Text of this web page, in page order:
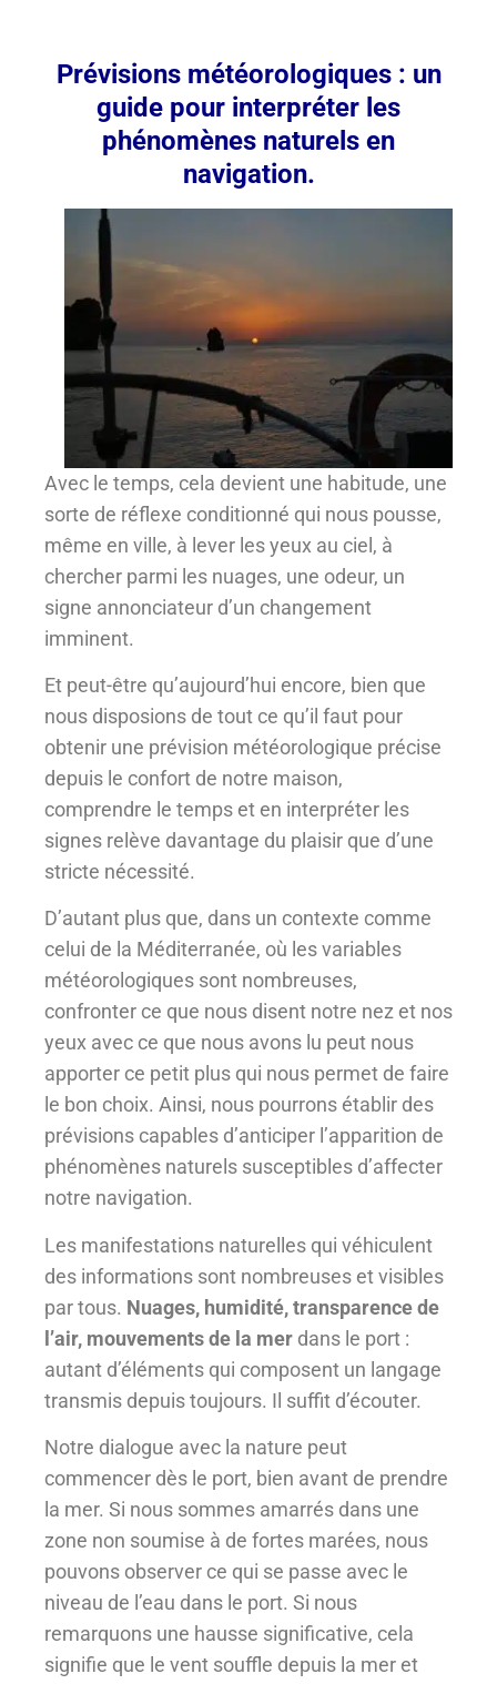
Prévisions météorologiques : un
guide pour interpréter les
phénomènes naturels en
navigation.
Avec le temps, cela devient une habitude, une
sorte de réflexe conditionné qui nous pousse,
même en ville, à lever les yeux au ciel, à
chercher parmi les nuages, une odeur, un
signe annonciateur d’un changement
imminent.
Et peut-être qu’aujourd’hui encore, bien que
nous disposions de tout ce qu’il faut pour
obtenir une prévision météorologique précise
depuis le confort de notre maison,
comprendre le temps et en interpréter les
signes relève davantage du plaisir que d’une
stricte nécessité.
D’autant plus que, dans un contexte comme
celui de la Méditerranée, où les variables
météorologiques sont nombreuses,
confronter ce que nous disent notre nez et nos
yeux avec ce que nous avons lu peut nous
apporter ce petit plus qui nous permet de faire
le bon choix. Ainsi, nous pourrons établir des
prévisions capables d’anticiper l’apparition de
phénomènes naturels susceptibles d’affecter
notre navigation.
Les manifestations naturelles qui véhiculent
des informations sont nombreuses et visibles
par tous. Nuages, humidité, transparence de
l’air, mouvements de la mer dans le port :
autant d’éléments qui composent un langage
transmis depuis toujours. Il suffit d’écouter.
Notre dialogue avec la nature peut
commencer dès le port, bien avant de prendre
la mer. Si nous sommes amarrés dans une
zone non soumise à de fortes marées, nous
pouvons observer ce qui se passe avec le
niveau de l’eau dans le port. Si nous
remarquons une hausse significative, cela
signifie que le vent souffle depuis la mer et